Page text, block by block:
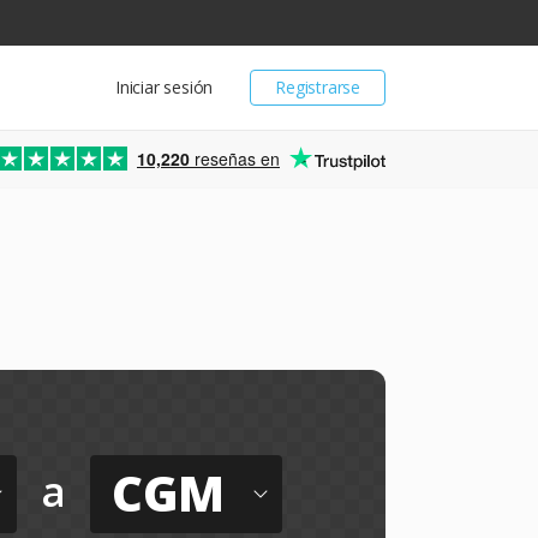
Registrarse
Iniciar sesión
10,220 reseñas en
a CGM